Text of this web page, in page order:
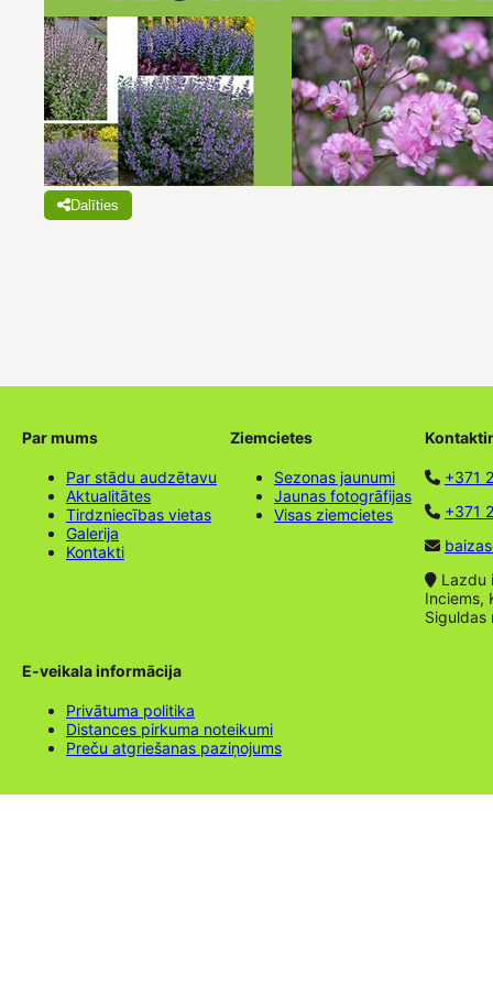
Dalīties
Par mums
Par stādu audzētavu
Aktualitātes
Tirdzniecības vietas
Galerija
Kontakti
Ziemcietes
Sezonas jaunumi
Jaunas fotogrāfijas
Visas ziemcietes
+371
+371
Lazdu
Inciems,
Siguldas
E-veikala informācija
Privātuma politika
Distances pirkuma noteikumi
Preču atgriešanas paziņojums